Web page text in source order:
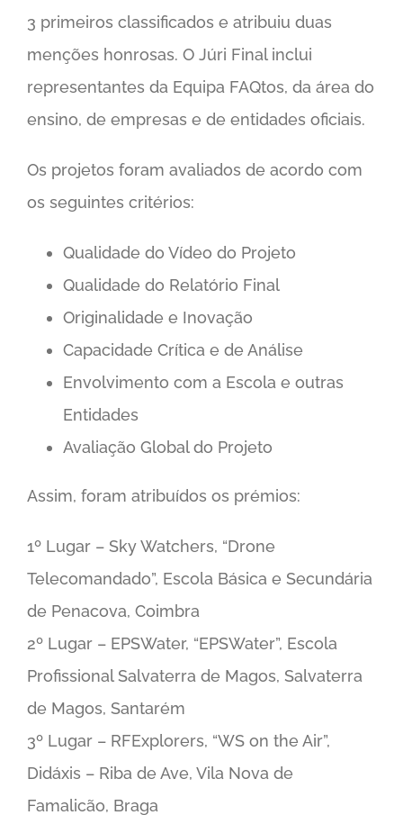
3 primeiros classificados e atribuiu duas
menções honrosas. O Júri Final inclui
representantes da Equipa FAQtos, da área do
ensino, de empresas e de entidades oficiais.
Os projetos foram avaliados de acordo com
os seguintes critérios:
Qualidade do Vídeo do Projeto
Qualidade do Relatório Final
Originalidade e Inovação
Capacidade Crítica e de Análise
Envolvimento com a Escola e outras
Entidades
Avaliação Global do Projeto
Assim, foram atribuídos os prémios:
1º Lugar – Sky Watchers, “Drone
Telecomandado”, Escola Básica e Secundária
de Penacova, Coimbra
2º Lugar – EPSWater, “EPSWater”, Escola
Profissional Salvaterra de Magos, Salvaterra
de Magos, Santarém
3º Lugar – RFExplorers, “WS on the Air”,
Didáxis – Riba de Ave, Vila Nova de
Famalicão, Braga